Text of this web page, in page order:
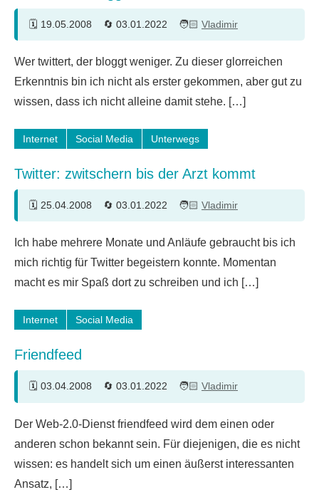
19.05.2008 03.01.2022 Vladimir
Kommentare
Wer twittert, der bloggt weniger. Zu dieser glorreichen
Erkenntnis bin ich nicht als erster gekommen, aber gut zu
wissen, dass ich nicht alleine damit stehe. […]
Internet Social Media Unterwegs
Twitter: zwitschern bis der Arzt kommt
25.04.2008 03.01.2022 Vladimir
Kommentare
Ich habe mehrere Monate und Anläufe gebraucht bis ich
mich richtig für Twitter begeistern konnte. Momentan
macht es mir Spaß dort zu schreiben und ich […]
Internet Social Media
Friendfeed
03.04.2008 03.01.2022 Vladimir
Kommentare
Der Web-2.0-Dienst friendfeed wird dem einen oder
anderen schon bekannt sein. Für diejenigen, die es nicht
wissen: es handelt sich um einen äußerst interessanten
Ansatz, […]